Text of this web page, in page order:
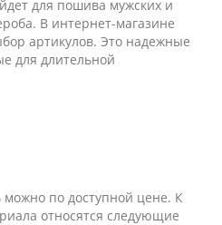
для пошива мужских и
В интернет-магазине
артикулов. Это надежные
для длительной
по доступной цене. К
относятся следующие